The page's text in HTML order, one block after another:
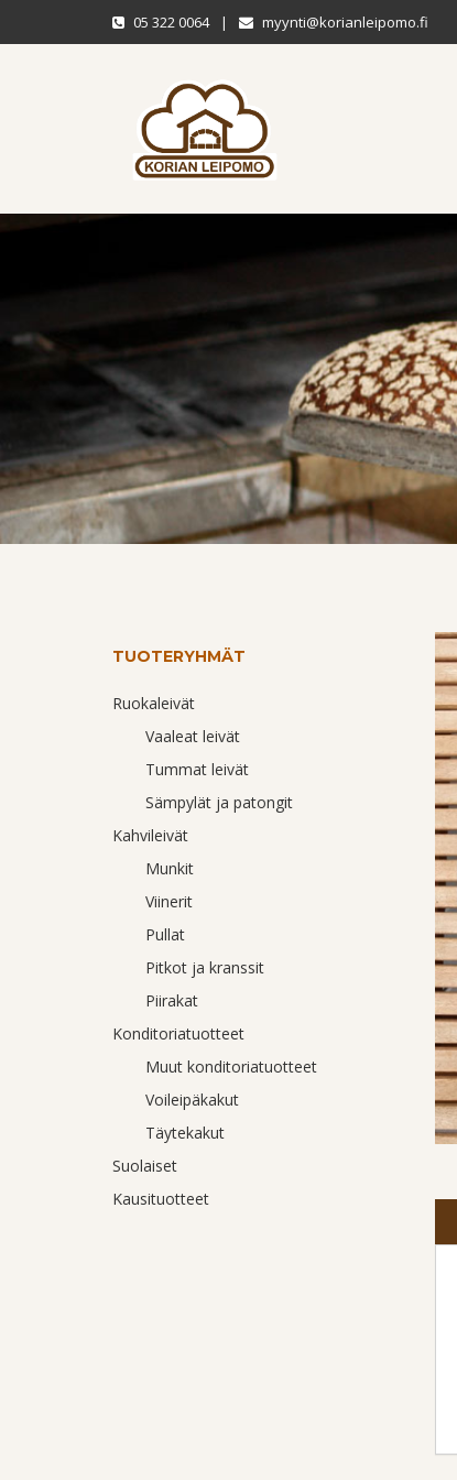
05 322 0064 | myynti@korianleipomo.fi
TUOTERYHMÄT
Ruokaleivät
Vaaleat leivät
Tummat leivät
Sämpylät ja patongit
Kahvileivät
Munkit
Viinerit
Pullat
Pitkot ja kranssit
Piirakat
Konditoriatuotteet
Muut konditoriatuotteet
Voileipäkakut
Täytekakut
Suolaiset
Kausituotteet